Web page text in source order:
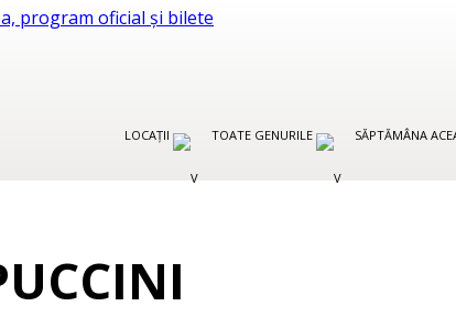
LOCAȚII TOATE GENURILE SĂPTĂMÂNA